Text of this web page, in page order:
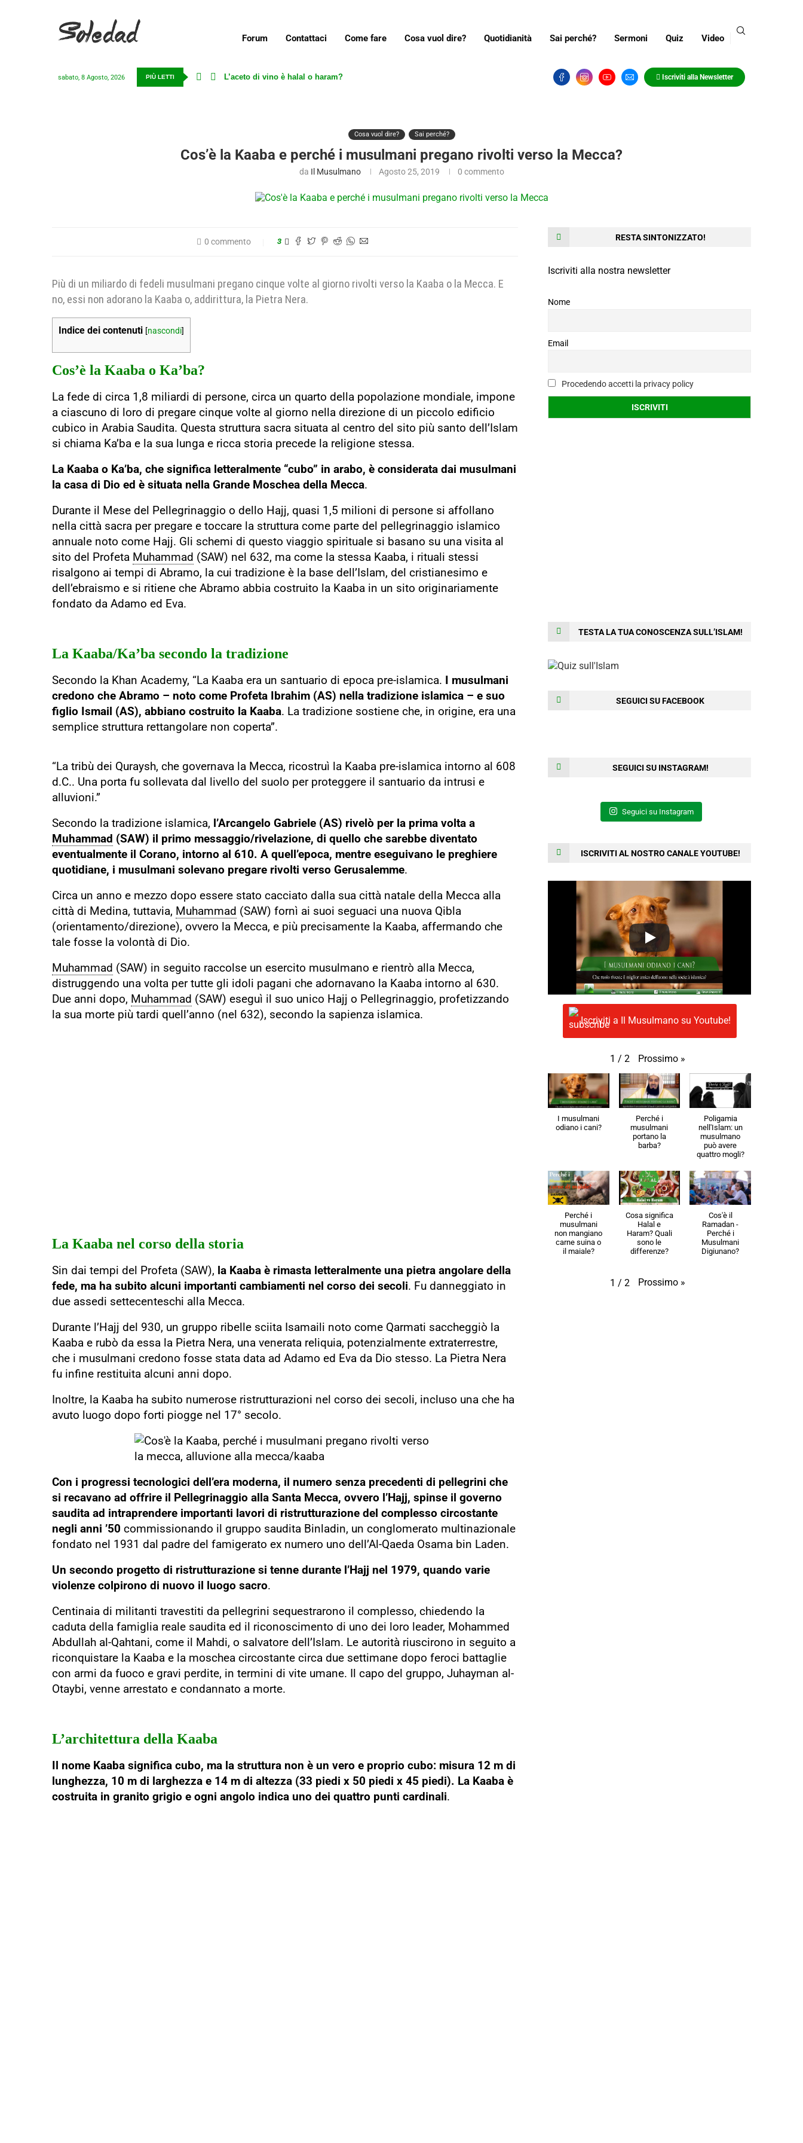
Forum Contattaci Come fare Cosa vuol dire? Quotidianità Sai perché? Sermoni Quiz Video
sabato, 8 Agosto, 2026 PIÙ LETTI Cos’è la Kaaba e perché i musulmani pregano rivolti verso la... I musulmani odiano i cani? La verità!Iscriviti alla Newsletter
Cosa vuol dire? Sai perché?
Cos’è la Kaaba e perché i musulmani pregano rivolti verso la Mecca?
da Il Musulmano Agosto 25, 2019 0 commento
0 commento 3
Più di un miliardo di fedeli musulmani pregano cinque volte al giorno rivolti verso la Kaaba o la Mecca. E
no, essi non adorano la Kaaba o, addirittura, la Pietra Nera.
Indice dei contenuti [nascondi]
Cos’è la Kaaba o Ka’ba?
La fede di circa 1,8 miliardi di persone, circa un quarto della popolazione mondiale, impone
a ciascuno di loro di pregare cinque volte al giorno nella direzione di un piccolo edificio
cubico in Arabia Saudita. Questa struttura sacra situata al centro del sito più santo dell’Islam
si chiama Ka’ba e la sua lunga e ricca storia precede la religione stessa.
La Kaaba o Ka’ba, che significa letteralmente “cubo” in arabo, è considerata dai musulmani
la casa di Dio ed è situata nella Grande Moschea della Mecca.
Durante il Mese del Pellegrinaggio o dello Hajj, quasi 1,5 milioni di persone si affollano
nella città sacra per pregare e toccare la struttura come parte del pellegrinaggio islamico
annuale noto come Hajj. Gli schemi di questo viaggio spirituale si basano su una visita al
sito del Profeta Muhammad (SAW) nel 632, ma come la stessa Kaaba, i rituali stessi
risalgono ai tempi di Abramo, la cui tradizione è la base dell’Islam, del cristianesimo e
dell’ebraismo e si ritiene che Abramo abbia costruito la Kaaba in un sito originariamente
fondato da Adamo ed Eva.
La Kaaba/Ka’ba secondo la tradizione
Secondo la Khan Academy, “La Kaaba era un santuario di epoca pre-islamica.
I musulmani
credono che Abramo – noto come Profeta Ibrahim (AS) nella tradizione islamica – e suo
figlio Ismail (AS), abbiano costruito la Kaaba. La tradizione sostiene che, in origine, era una
semplice struttura rettangolare non coperta”.
“La tribù dei Quraysh, che governava la Mecca, ricostruì la Kaaba pre-islamica intorno al 608
d.C.. Una porta fu sollevata dal livello del suolo per proteggere il santuario da intrusi e
alluvioni.”
Secondo la tradizione islamica, l’Arcangelo Gabriele (AS) rivelò per la prima volta a
Muhammad (SAW) il primo messaggio/rivelazione, di quello che sarebbe diventato
eventualmente il Corano, intorno al 610. A quell’epoca, mentre eseguivano le preghiere
quotidiane, i musulmani solevano pregare rivolti verso Gerusalemme.
Circa un anno e mezzo dopo essere stato cacciato dalla sua città natale della Mecca alla
città di Medina, tuttavia, Muhammad (SAW) fornì ai suoi seguaci una nuova Qibla
(orientamento/direzione), ovvero la Mecca, e più precisamente la Kaaba, affermando che
tale fosse la volontà di Dio.
Muhammad (SAW) in seguito raccolse un esercito musulmano e rientrò alla Mecca,
distruggendo una volta per tutte gli idoli pagani che adornavano la Kaaba intorno al 630.
Due anni dopo, Muhammad (SAW) eseguì il suo unico Hajj o Pellegrinaggio, profetizzando
la sua morte più tardi quell’anno (nel 632), secondo la sapienza islamica.
La Kaaba nel corso della storia
Sin dai tempi del Profeta (SAW), la Kaaba è rimasta letteralmente una pietra angolare della
fede, ma ha subito alcuni importanti cambiamenti nel corso dei secoli. Fu danneggiato in
due assedi settecenteschi alla Mecca.
Durante l’Hajj del 930, un gruppo ribelle sciita Isamaili noto come Qarmati saccheggiò la
Kaaba e rubò da essa la Pietra Nera, una venerata reliquia, potenzialmente extraterrestre,
che i musulmani credono fosse stata data ad Adamo ed Eva da Dio stesso. La Pietra Nera
fu infine restituita alcuni anni dopo.
Inoltre, la Kaaba ha subito numerose ristrutturazioni nel corso dei secoli, incluso una che ha
avuto luogo dopo forti piogge nel 17° secolo.
Con i progressi tecnologici dell’era moderna, il numero senza precedenti di pellegrini che
si recavano ad offrire il Pellegrinaggio alla Santa Mecca, ovvero l’Hajj, spinse il governo
saudita ad intraprendere importanti lavori di ristrutturazione del complesso circostante
negli anni ’50 commissionando il gruppo saudita Binladin, un conglomerato multinazionale
fondato nel 1931 dal padre del famigerato ex numero uno dell’Al-Qaeda Osama bin Laden.
Un secondo progetto di ristrutturazione si tenne durante l’Hajj nel 1979, quando varie
violenze colpirono di nuovo il luogo sacro.
Centinaia di militanti travestiti da pellegrini sequestrarono il complesso, chiedendo la
caduta della famiglia reale saudita ed il riconoscimento di uno dei loro leader, Mohammed
Abdullah al-Qahtani, come il Mahdi, o salvatore dell’Islam. Le autorità riuscirono in seguito a
riconquistare la Kaaba e la moschea circostante circa due settimane dopo feroci battaglie
con armi da fuoco e gravi perdite, in termini di vite umane. Il capo del gruppo, Juhayman al-
Otaybi, venne arrestato e condannato a morte.
L’architettura della Kaaba
Il nome Kaaba significa cubo, ma la struttura non è un vero e proprio cubo: misura 12 m di
lunghezza, 10 m di larghezza e 14 m di altezza (33 piedi x 50 piedi x 45 piedi). La Kaaba è
costruita in granito grigio e ogni angolo indica uno dei quattro punti cardinali.
RESTA SINTONIZZATO!
Iscriviti alla nostra newsletter
Nome
Email
Procedendo accetti la privacy policy
TESTA LA TUA CONOSCENZA SULL’ISLAM!
SEGUICI SU FACEBOOK
SEGUICI SU INSTAGRAM!
Seguici su Instagram
ISCRIVITI AL NOSTRO CANALE YOUTUBE!
Iscriviti a Il Musulmano su Youtube!
1 / 2 Prossimo »
I musulmani
odiano i cani?
Perché i
musulmani
portano la
barba?
Poligamia
nell'Islam: un
musulmano
può avere
quattro mogli?
Perché i
musulmani
non mangiano
carne suina o
il maiale?
Cosa significa
Halal e
Haram? Quali
sono le
differenze?
Cos'è il
Ramadan -
Perché i
Musulmani
Digiunano?
1 / 2 Prossimo »